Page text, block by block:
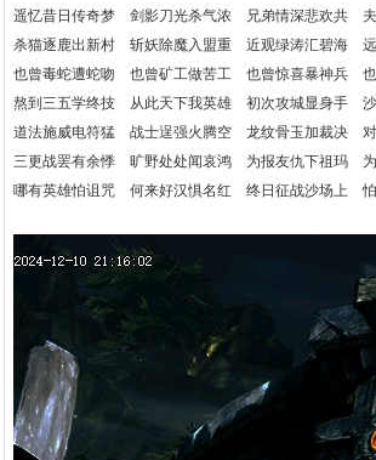
遥忆昔日传奇梦 剑影刀光杀气浓 兄弟情深悲欢共 夫
杀猫逐鹿出新村 斩妖除魔入盟重 近观绿涛汇碧海 远
也曾毒蛇遭蛇吻 也曾矿工做苦工 也曾惊喜暴神兵 也
熬到三五学终技 从此天下我英雄 初次攻城显身手 沙
道法施威电符猛 战士逞强火腾空 龙纹骨玉加裁决 对
三更战罢有余悸 旷野处处闻哀鸿 为报友仇下祖玛 为
哪有英雄怕诅咒 何来好汉惧名红 终日征战沙场上 怕